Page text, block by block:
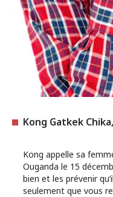
Kong Gatkek
Kong appelle sa
Ouganda le 15
bien et les prévenir
seulement que vous